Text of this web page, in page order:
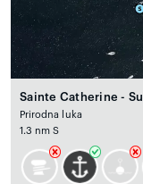
Sainte Catherine -
Prirodna luka
1.3 nm S